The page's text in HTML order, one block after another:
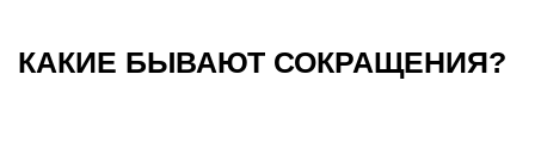
КАКИЕ БЫВАЮТ СОКРАЩЕНИЯ?